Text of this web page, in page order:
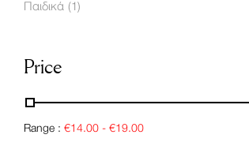
Παιδικά (1)
Price
Range : €14.00 - €19.00